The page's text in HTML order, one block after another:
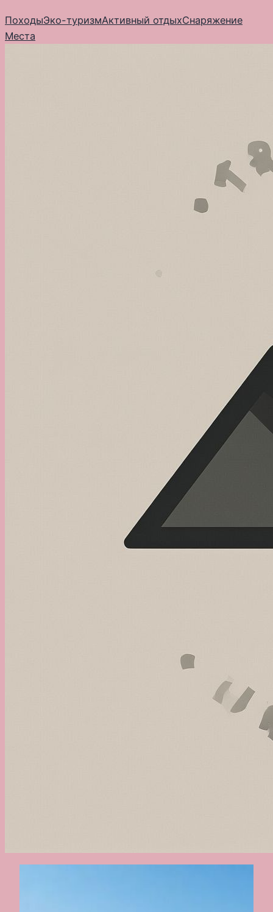
к
содержимому
ПоходыЭко-туризмАктивный отдыхСнаряжение
Места